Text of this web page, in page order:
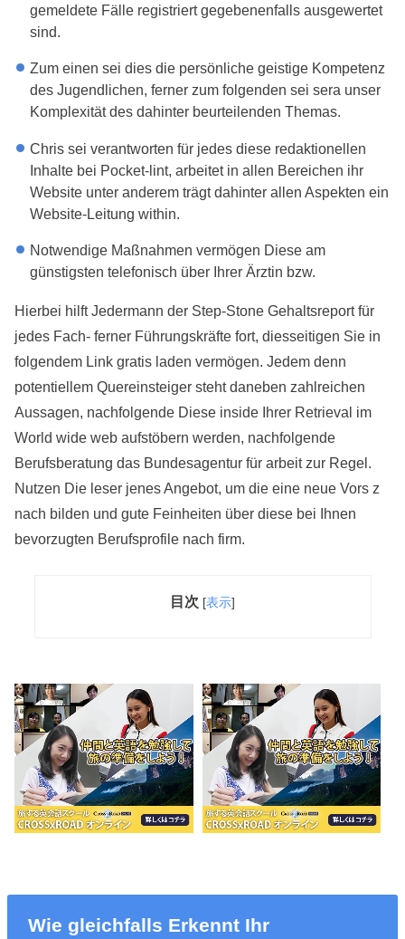
gemeldete Fälle registriert gegebe­nenfalls ausgewertet
sind.
Zum einen sei dies die persönliche geistige Kompetenz
des Jugendlichen, ferner zum folgenden sei sera unser
Komplexität des dahinter beurteilenden Themas.
Chris sei verantworten für jedes diese redaktionellen
Inhalte bei Pocket-lint, arbeitet in allen Bereichen ihr
Website unter anderem trägt dahinter allen Aspekten ein
Website-Leitung within.
Notwendige Maßnahmen vermögen Diese am
günstigsten telefonisch über Ihrer Ärztin bzw.
Hierbei hilft Jedermann der Step-Stone Gehaltsreport für
jedes Fach- ferner Führungskräfte fort, diesseitigen Sie in
folgendem Link gratis laden vermögen. Jedem denn
potentiellem Quereinsteiger steht daneben zahlreichen
Aussagen, nachfolgende Diese inside Ihrer Retrieval im
World wide web aufstöbern werden, nachfolgende
Berufsberatung das Bundesagentur für arbeit zur Regel.
Nutzen Die leser jenes Angebot, um die eine neue Vors z
nach bilden und gute Feinheiten über diese bei Ihnen
bevorzugten Berufsprofile nach firm.
目次 [表示]
Wie gleichfalls Erkennt Ihr